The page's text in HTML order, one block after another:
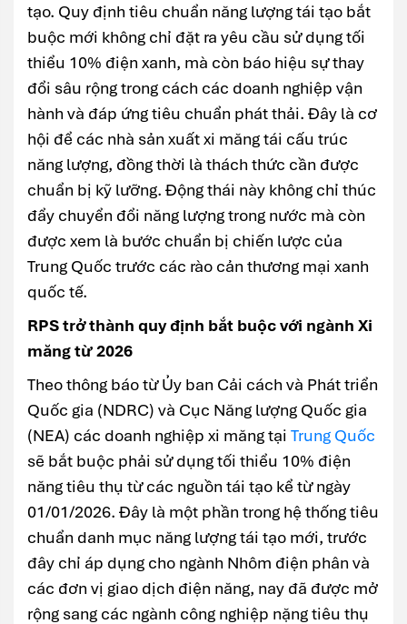
tạo. Quy định tiêu chuẩn năng lượng tái tạo bắt
buộc mới không chỉ đặt ra yêu cầu sử dụng tối
thiểu 10% điện xanh, mà còn báo hiệu sự thay
đổi sâu rộng trong cách các doanh nghiệp vận
hành và đáp ứng tiêu chuẩn phát thải. Đây là cơ
hội để các nhà sản xuất xi măng tái cấu trúc
năng lượng, đồng thời là thách thức cần được
chuẩn bị kỹ lưỡng. Động thái này không chỉ thúc
đẩy chuyển đổi năng lượng trong nước mà còn
được xem là bước chuẩn bị chiến lược của
Trung Quốc trước các rào cản thương mại xanh
quốc tế.
RPS trở thành quy định bắt buộc với ngành Xi
măng từ 2026
Theo thông báo từ Ủy ban Cải cách và Phát triển
Quốc gia (NDRC) và Cục Năng lượng Quốc gia
(NEA) các doanh nghiệp xi măng tại Trung Quốc
sẽ bắt buộc phải sử dụng tối thiểu 10% điện
năng tiêu thụ từ các nguồn tái tạo kể từ ngày
01/01/2026. Đây là một phần trong hệ thống tiêu
chuẩn danh mục năng lượng tái tạo mới, trước
đây chỉ áp dụng cho ngành Nhôm điện phân và
các đơn vị giao dịch điện năng, nay đã được mở
rộng sang các ngành công nghiệp nặng tiêu thụ